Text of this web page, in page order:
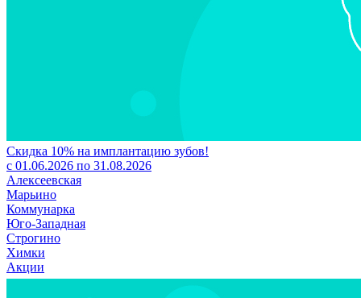
Скидка 10% на имплантацию зубов!
с 01.06.2026 по 31.08.2026
Алексеевская
Марьино
Коммунарка
Юго-Западная
Строгино
Химки
Акции